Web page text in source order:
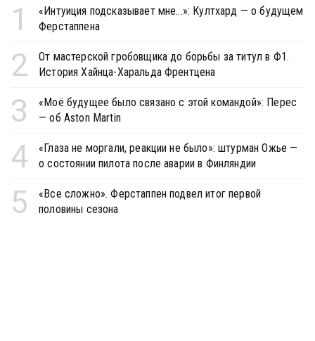
1
«Интуиция подсказывает мне...»: Култхард — о будущем
Ферстаппена
2
От мастерской гробовщика до борьбы за титул в Ф1.
История Хайнца-Харальда Френтцена
3
«Моё будущее было связано с этой командой»: Перес
— об Aston Martin
4
«Глаза не моргали, реакции не было»: штурман Ожье —
о состоянии пилота после аварии в Финляндии
5
«Все сложно». Ферстаппен подвел итог первой
половины сезона